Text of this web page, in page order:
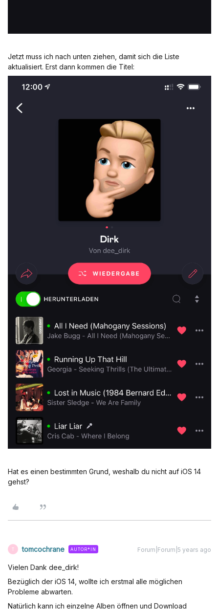
Jetzt muss ich nach unten ziehen, damit sich die Liste
aktualisiert. Erst dann kommen die Titel:
Hat es einen bestimmten Grund, weshalb du nicht auf iOS 14
gehst?
T tomcochrane AUTOR*IN Forum|Forum|5 years ago
Vielen Dank dee_dirk!
Bezüglich der iOS 14, wollte ich erstmal alle möglichen
Probleme abwarten.
Natürlich kann ich einzelne Alben öffnen und Download